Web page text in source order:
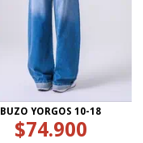
BUZO YORGOS 10-18
$74.900